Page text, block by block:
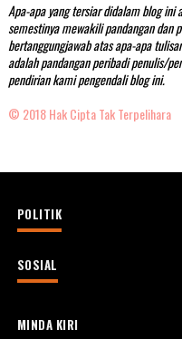
Apa-apa yang tersiar didalam blog
semestinya mewakili pandangan dan
bertanggungjawab atas apa-apa
adalah pandangan peribadi penulis/
pendirian kami pengendali blog ini.
© 2018 Hak Cipta Tak Terpelihara
POLITIK
SOSIAL
MINDA KIRI